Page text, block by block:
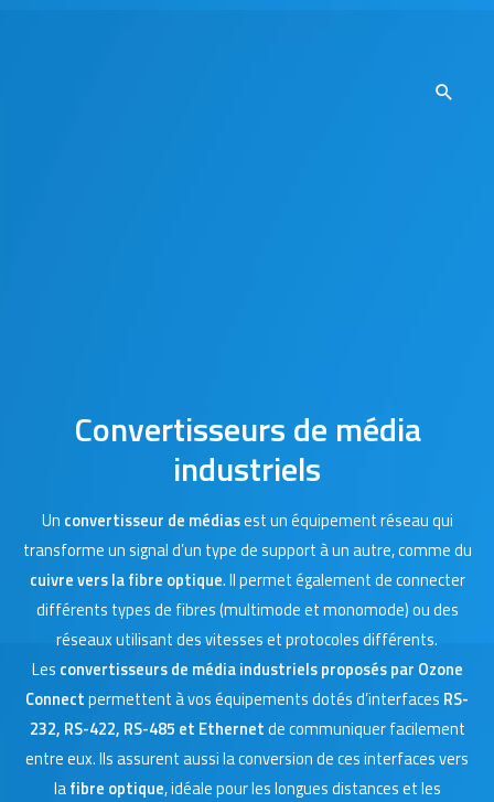
Convertisseurs de média
industriels
Un convertisseur de médiasest un équipement réseau qui
transforme un signal d’un type de support à un autre, comme du
cuivre vers la fibre optique. Il permet également de connecter
différents types de fibres (multimode et monomode) ou des
réseaux utilisant des vitesses et protocoles différents.
Les convertisseurs de média industriels proposés par Ozone
Connectpermettent à vos équipements dotés d’interfaces RS-
232, RS-422, RS-485 et Ethernetde communiquer facilement
entre eux. Ils assurent aussi la conversion de ces interfaces vers
lafibre optique, idéale pour les longues distances et les